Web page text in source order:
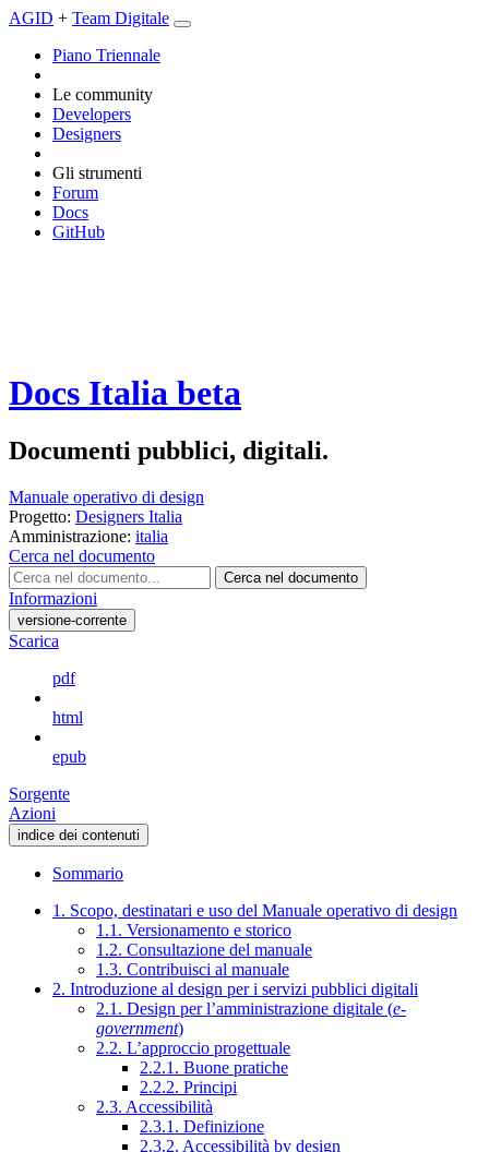
AGID + Team Digitale
Piano Triennale
Le community
Developers
Designers
Gli strumenti
Forum
Docs
GitHub
Docs Italia beta
Documenti pubblici, digitali.
Manuale operativo di design
Progetto: Designers Italia
Amministrazione: italia
Cerca nel documento
Cerca nel documento
Informazioni
versione-corrente
Scarica
pdf
html
epub
Sorgente
Azioni
indice dei contenuti
Sommario
1. Scopo, destinatari e uso del Manuale operativo di design
1.1. Versionamento e storico
1.2. Consultazione del manuale
1.3. Contribuisci al manuale
2. Introduzione al design per i servizi pubblici digitali
2.1. Design per l’amministrazione digitale (e-
government)
2.2. L’approccio progettuale
2.2.1. Buone pratiche
2.2.2. Principi
2.3. Accessibilità
2.3.1. Definizione
2.3.2. Accessibilità by design